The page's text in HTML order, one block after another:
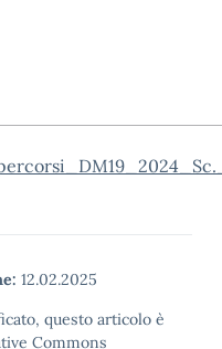
12.02.2025
questo articolo è
Commons